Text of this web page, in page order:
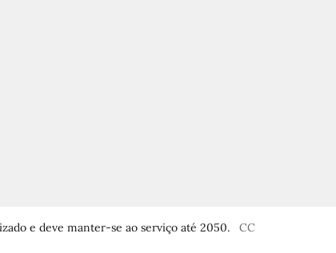
e deve manter-se ao serviço até 2050. CC